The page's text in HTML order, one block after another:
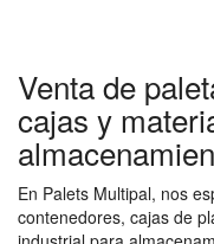
Venta de
cajas y
En Palets Multipal, nos
contenedores, cajas de